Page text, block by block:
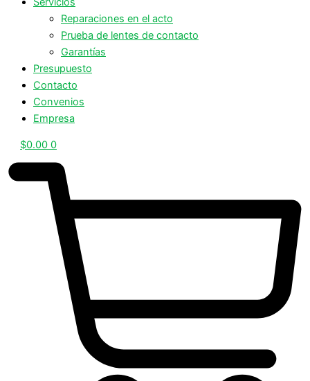
Reparaciones en el acto
Prueba de lentes de contacto
Garantías
Presupuesto
Contacto
Convenios
Empresa
$0.00 0